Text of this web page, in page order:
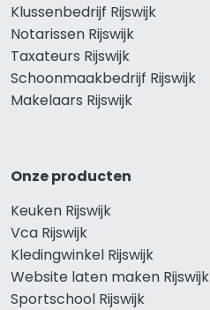
Klussenbedrijf Rijswijk
Notarissen Rijswijk
Taxateurs Rijswijk
Schoonmaakbedrijf Rijswijk
Makelaars Rijswijk
Onze producten
Keuken Rijswijk
Vca Rijswijk
Kledingwinkel Rijswijk
Website laten maken Rijswijk
Sportschool Rijswijk